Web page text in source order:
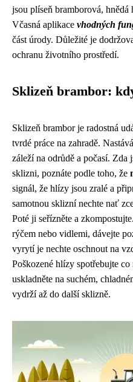
jsou plíseň bramborová,
Včasná aplikace vhodných
část úrody. Důležité je
ochranu životního prostředí.
Sklizeň brambor:
Sklizeň brambor je radostná
tvrdé práce na zahradě.
záleží na odrůdě a počasí. Zda
sklizni, poznáte podle toho, že
signál, že hlízy jsou zralé a
samotnou sklizní nechte nať
Poté ji seřízněte a
rýčem nebo vidlemi, dávejte
vyrytí je nechte oschnout na
Poškozené hlízy spotřebujte
uskladněte na suchém,
vydrží až do další sklizně.